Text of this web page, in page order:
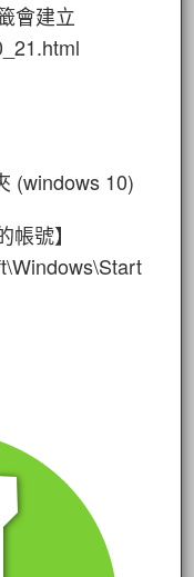
會建立
(windows 10)
號】